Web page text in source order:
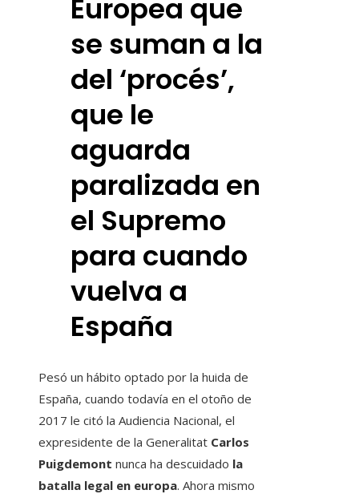
Europea que
se suman a la
del ‘procés’,
que le
aguarda
paralizada en
el Supremo
para cuando
vuelva a
España
Pesó un hábito optado por la huida de
España, cuando todavía en el otoño de
2017 le citó la Audiencia Nacional, el
expresidente de la Generalitat Carlos
Puigdemont nunca ha descuidado la
batalla legal en europa. Ahora mismo